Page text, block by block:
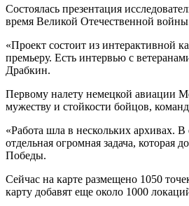
Состоялась презентация
время Великой Отечественной
«Проект состоит из интерактивной
премьеру. Есть интервью с
Драбкин.
Первому налету немецкой авиации
мужеству и стойкости бойцов,
«Работа шла в нескольких архивах.
отдельная огромная задача,
Победы.
Сейчас на карте размещено 1050
карту добавят еще около 1000